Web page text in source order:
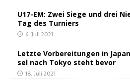
U17-EM: Zwei Sie­ge und drei
Tag des Turniers
6. Juli 2021
Letz­te Vor­be­rei­tun­gen in
sel nach Tokyo steht bevor
18. Juli 2021